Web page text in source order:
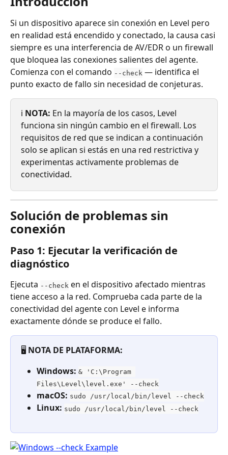
Si un dispositivo aparece sin conexión en Level pero
en realidad está encendido y conectado, la causa casi
siempre es una interferencia de AV/EDR o un firewall
que bloquea las conexiones salientes del agente.
Comienza con el comando --check — identifica el
punto exacto de fallo sin necesidad de conjeturas.
ℹ️ NOTA: En la mayoría de los casos, Level
funciona sin ningún cambio en el firewall. Los
requisitos de red que se indican a continuación
solo se aplican si estás en una red restrictiva y
experimentas activamente problemas de
conectividad.
Solución de problemas sin
conexión
Paso 1: Ejecutar la verificación de
diagnóstico
Ejecuta --check en el dispositivo afectado mientras
tiene acceso a la red. Comprueba cada parte de la
conectividad del agente con Level e informa
exactamente dónde se produce el fallo.
🖥️ NOTA DE PLATAFORMA:
Windows: & 'C:\Program
Files\Level\level.exe' --check
macOS: sudo /usr/local/bin/level --check
Linux: sudo /usr/local/bin/level --check